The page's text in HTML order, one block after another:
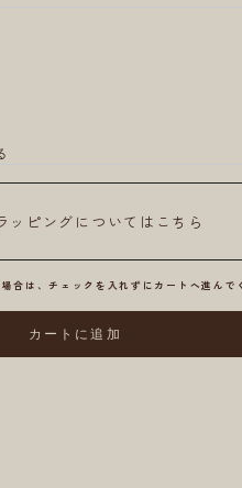
ッピングについてはこちら
合は、チェックを入れずにカートへ進んで
カートに追加